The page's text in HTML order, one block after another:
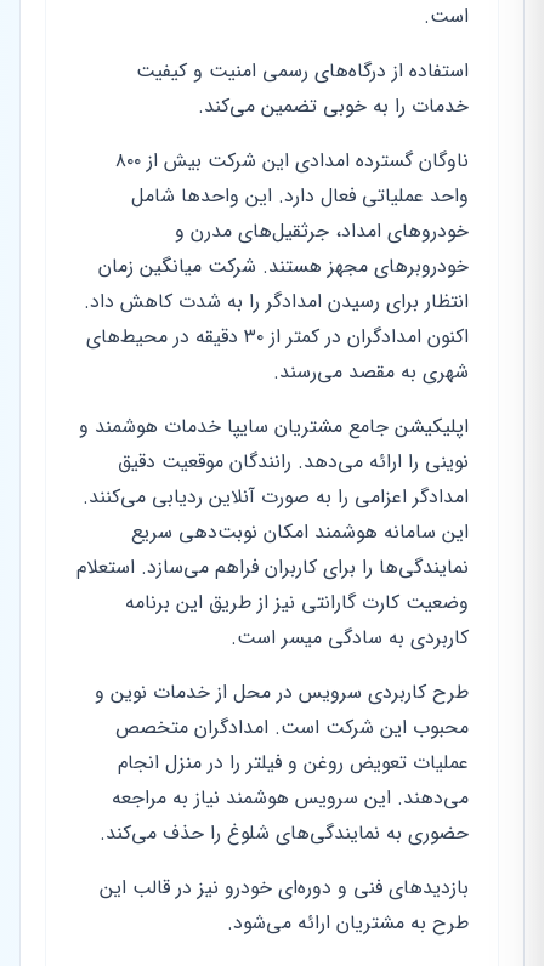
است.
استفاده از درگاه‌های رسمی امنیت و کیفیت
خدمات را به خوبی تضمین می‌کند.
ناوگان گسترده امدادی این شرکت بیش از ۸۰۰
واحد عملیاتی فعال دارد. این واحدها شامل
خودروهای امداد، جرثقیل‌های مدرن و
خودروبرهای مجهز هستند. شرکت میانگین زمان
انتظار برای رسیدن امدادگر را به شدت کاهش داد.
اکنون امدادگران در کمتر از ۳۰ دقیقه در محیط‌های
شهری به مقصد می‌رسند.
اپلیکیشن جامع مشتریان سایپا خدمات هوشمند و
نوینی را ارائه می‌دهد. رانندگان موقعیت دقیق
امدادگر اعزامی را به صورت آنلاین ردیابی می‌کنند.
این سامانه هوشمند امکان نوبت‌دهی سریع
نمایندگی‌ها را برای کاربران فراهم می‌سازد. استعلام
وضعیت کارت گارانتی نیز از طریق این برنامه
کاربردی به سادگی میسر است.
طرح کاربردی سرویس در محل از خدمات نوین و
محبوب این شرکت است. امدادگران متخصص
عملیات تعویض روغن و فیلتر را در منزل انجام
می‌دهند. این سرویس هوشمند نیاز به مراجعه
حضوری به نمایندگی‌های شلوغ را حذف می‌کند.
بازدیدهای فنی و دوره‌ای خودرو نیز در قالب این
طرح به مشتریان ارائه می‌شود.